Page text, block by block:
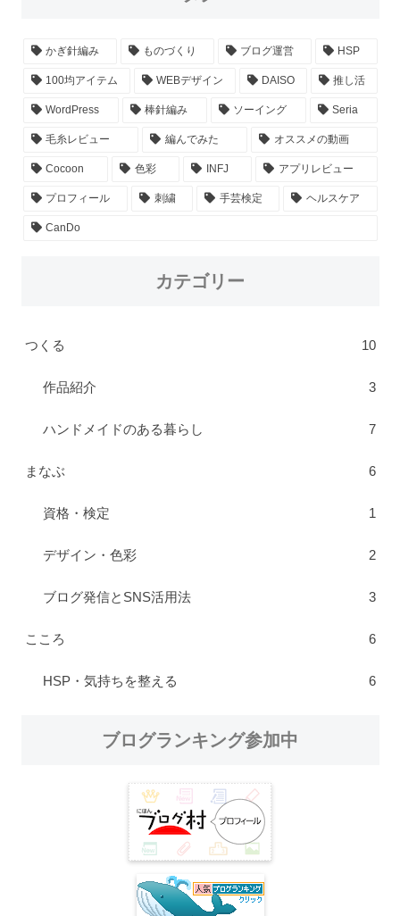
かぎ針編み ものづくり ブログ運営 HSP
100均アイテム WEBデザイン DAISO 推し活
WordPress 棒針編み ソーイング Seria
毛糸レビュー 編んでみた オススメの動画
Cocoon 色彩 INFJ アプリレビュー
プロフィール 刺繍 手芸検定 ヘルスケア
CanDo
カテゴリー
つくる 10
作品紹介 3
ハンドメイドのある暮らし 7
まなぶ 6
資格・検定 1
デザイン・色彩 2
ブログ発信とSNS活用法 3
こころ 6
HSP・気持ちを整える 6
ブログランキング参加中